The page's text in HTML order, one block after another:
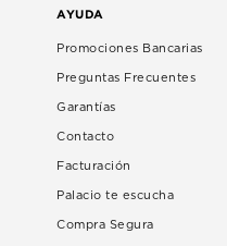
AYUDA
Promociones Bancarias
Preguntas Frecuentes
Garantías
Contacto
Facturación
Palacio te escucha
Compra Segura